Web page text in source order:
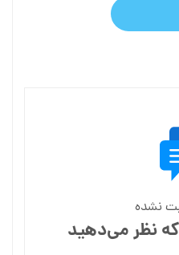
نشده
نظر می‌دهید